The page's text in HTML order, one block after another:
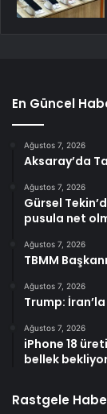
En Güncel
Ağustos 7, 2026
Aksaray’da
Ağustos 7, 2026
Gürsel
pusula net
Ağustos 7, 2026
TBMM
Ağustos 7, 2026
Trump:
Ağustos 7, 2026
iPhone 18
bellek
Rastgele